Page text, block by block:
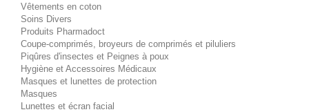
Vêtements en coton
Soins Divers
Produits Pharmadoct
Coupe-comprimés, broyeurs de comprimés et piluliers
Piqûres d'insectes et Peignes à poux
Hygiène et Accessoires Médicaux
Masques et lunettes de protection
Masques
Lunettes et écran facial